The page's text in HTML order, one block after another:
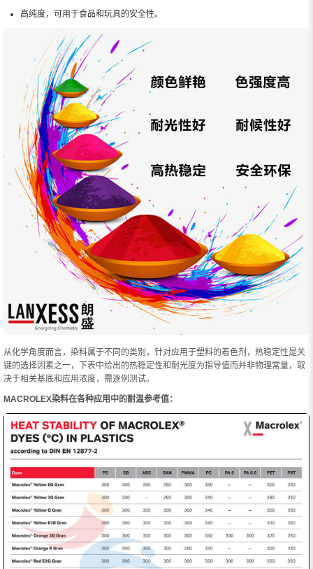
高纯度，可用于食品和玩具的安全性。
从化学角度而言，染料属于不同的类别，针对应用于塑料的着色剂，热稳定性是关
键的选择因素之一，下表中给出的热稳定性和耐光度为指导值而并非物理常量，取
决于相关基底和应用浓度，需逐例测试。
MACROLEX染料在各种应用中的耐温参考值：